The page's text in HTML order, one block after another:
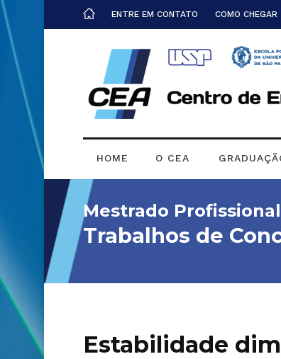
ENTRE EM CONTATO COMO CHEGAR
HOME O CEA
Mestrado
Trabalhos de
Estabilidade